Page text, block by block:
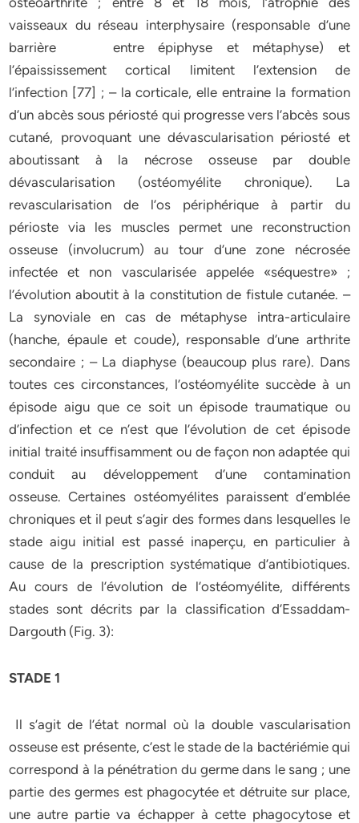
vaisseaux du réseau interphysaire (responsable d’une
barrière entre épiphyse et métaphyse) et
l’épaississement cortical limitent l’extension de
l’infection [77] ; – la corticale, elle entraine la formation
d’un abcès sous périosté qui progresse vers l’abcès sous
cutané, provoquant une dévascularisation périosté et
aboutissant à la nécrose osseuse par double
dévascularisation (ostéomyélite chronique). La
revascularisation de l’os périphérique à partir du
périoste via les muscles permet une reconstruction
osseuse (involucrum) au tour d’une zone nécrosée
infectée et non vascularisée appelée «séquestre» ;
l’évolution aboutit à la constitution de fistule cutanée. –
La synoviale en cas de métaphyse intra-articulaire
(hanche, épaule et coude), responsable d’une arthrite
secondaire ; – La diaphyse (beaucoup plus rare). Dans
toutes ces circonstances, l’ostéomyélite succède à un
épisode aigu que ce soit un épisode traumatique ou
d’infection et ce n’est que l’évolution de cet épisode
initial traité insuffisamment ou de façon non adaptée qui
conduit au développement d’une contamination
osseuse. Certaines ostéomyélites paraissent d’emblée
chroniques et il peut s’agir des formes dans lesquelles le
stade aigu initial est passé inaperçu, en particulier à
cause de la prescription systématique d’antibiotiques.
Au cours de l’évolution de l’ostéomyélite, différents
stades sont décrits par la classification d’Essaddam-
Dargouth (Fig. 3):
STADE 1
Il s’agit de l’état normal où la double vascularisation
osseuse est présente, c’est le stade de la bactériémie qui
correspond à la pénétration du germe dans le sang ; une
partie des germes est phagocytée et détruite sur place,
une autre partie va échapper à cette phagocytose et